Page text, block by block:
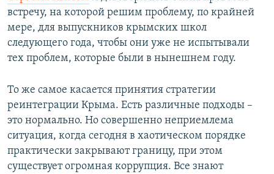
встречу, на которой решим проблему, по крайней
мере, для выпускников крымских школ
следующего года, чтобы они уже не испытывали
тех проблем, которые были в нынешнем году.
То же самое касается принятия стратегии
реинтеграции Крыма. Есть различные подходы –
это нормально. Но совершенно неприемлема
ситуация, когда сегодня в хаотическом порядке
практически закрывают границу, при этом
существует огромная коррупция. Все знают